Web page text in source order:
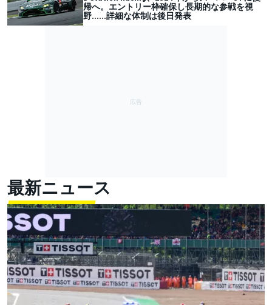
帰へ。エントリー枠確保し長期的な参戦を視
野……詳細な体制は後日発表
最新ニュース